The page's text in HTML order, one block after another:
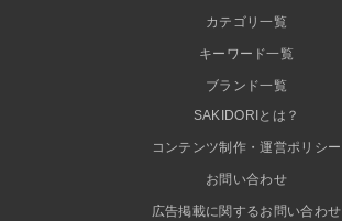
カテゴリ一覧
キーワード一覧
ブランド一覧
SAKIDORIとは？
コンテンツ制作・運営ポリシー
お問い合わせ
広告掲載に関するお問い合わせ